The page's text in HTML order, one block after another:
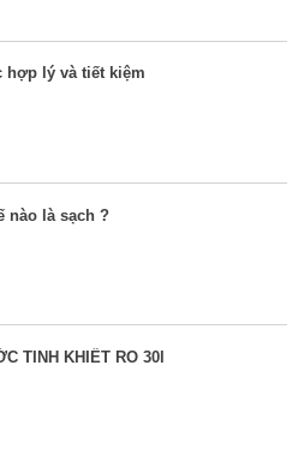
hợp lý và tiết kiệm
nào là sạch ?
TINH KHIẾT RO 30l